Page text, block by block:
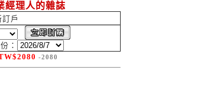
經理人的雜誌
訂戶
：
2080 -2080